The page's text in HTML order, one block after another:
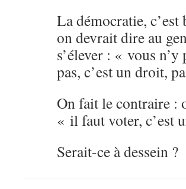
La démocratie,
on devrait dire au
s’élever : « vous
pas, c’est un droit,
On fait le contraire :
« il faut voter, c’est
Serait-ce à dessein ?